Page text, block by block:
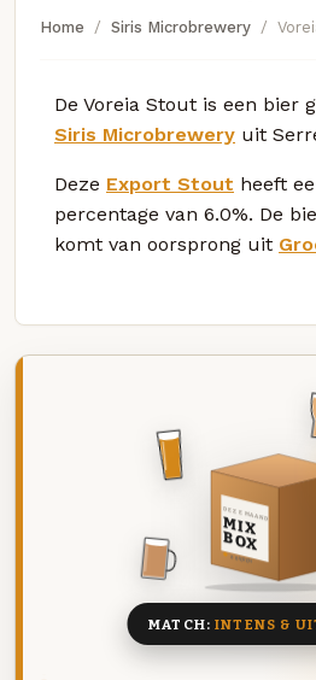
Home Siris Microbrewery
De Voreia Stout is een bier
Siris Microbrewery uit
Deze Export Stout heeft
percentage van 6.0%. De
komt van oorsprong uit
DEZE MAAND
MIX
BOX
8 BIEREN
MATCH:INTENS &